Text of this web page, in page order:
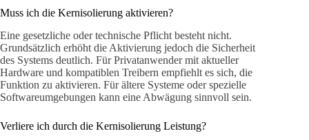
Muss ich die Kernisolierung aktivieren?
Eine gesetzliche oder technische Pflicht besteht nicht.
Grundsätzlich erhöht die Aktivierung jedoch die Sicherheit
des Systems deutlich. Für Privatanwender mit aktueller
Hardware und kompatiblen Treibern empfiehlt es sich, die
Funktion zu aktivieren. Für ältere Systeme oder spezielle
Softwareumgebungen kann eine Abwägung sinnvoll sein.
Verliere ich durch die Kernisolierung Leistung?